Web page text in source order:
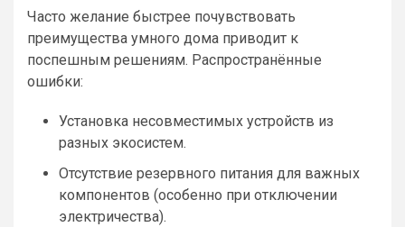
Часто желание быстрее почувствовать
преимущества умного дома приводит к
поспешным решениям. Распространённые
ошибки:
Установка несовместимых устройств из
разных экосистем.
Отсутствие резервного питания для важных
компонентов (особенно при отключении
электричества).